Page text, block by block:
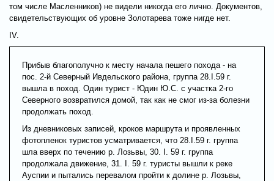
том числе Масленников) не видели никогда его лично. Документов,
свидетельствующих об уровне Золотарева тоже нигде нет.
IV.
Прибыв благополучно к месту начала пешего похода - на
пос. 2-й Северный Ивдельского района, группа 28.I.59 г.
вышла в поход. Один турист - Юдин Ю.С. с участка 2-го
Северного возвратился домой, так как не смог из-за болезни
продолжать поход.
Из дневниковых записей, кроков маршрута и проявленных
фотопленок туристов усматривается, что 28.I.59 г. группа
шла вверх по течению р. Лозьвы, 30. I. 59 г. группа
продолжала движение, 31. I. 59 г. туристы вышли к реке
Ауспии и пытались перевалом пройти к долине р. Лозьвы,